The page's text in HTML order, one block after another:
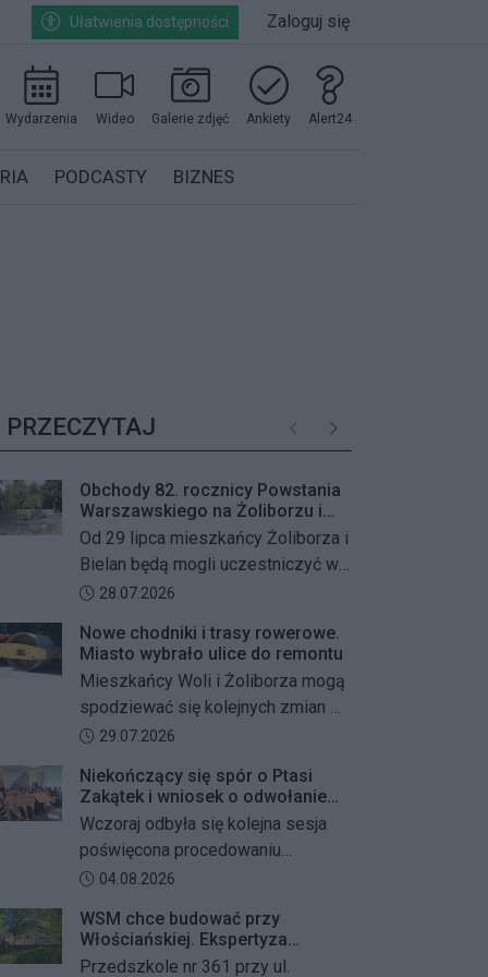
Ułatwienia dostępności Zaloguj się
Wydarzenia Wideo Galerie zdjęć Ankiety Alert24
PODCASTY BIZNES
PRZECZYTAJ PoprzednieNastępne
Obchody 82. rocznicy Powstania
Warszawskiego na Żoliborzu i
Bielanach
Od 29 lipca mieszkańcy Żoliborza i
Bielan będą mogli uczestniczyć w
szeregu kolejnych wydarzeń
Powstania Warszawskiego oraz
żołnierzy Armii Krajowej Obwodu
„Żywiciel”. W programie znalazły
się akcje porządkowania miejsc
pamięci, uroczystości patriotyczne,
spotkania z powstańcami oraz
wspólne oddanie hołdu bohaterom
Data dodania artykułu:
28.07.2026
Nowe chodniki i trasy rowerowe.
Miasto wybrało ulice do remontu
Mieszkańcy Woli i Żoliborza mogą
spodziewać się kolejnych zmian w
miejskiej przestrzeni. Warszawa
dróg dla rowerów na kilku ważnych
ulicach obu dzielnic. Wykonawcy
mają zostać wybrani w przetargu, a
wszystkie prace mają zakończyć
się jeszcze w tym roku.
Data dodania artykułu:
29.07.2026
Niekończący się spór o Ptasi
Zakątek i wniosek o odwołanie
przewodniczącego Rady
Dzielnicy
Wczoraj odbyła się kolejna sesja
poświęcona procedowaniu
obywatelskiego projektu uchwały
zaniechania budowy zespołu
przedszkolno-żłobkowego przy ul.
Data dodania artykułu:
04.08.2026
WSM chce budować przy
Włościańskiej. Ekspertyza
wykazała problemy z gruntem
Przedszkole nr 361 przy ul.